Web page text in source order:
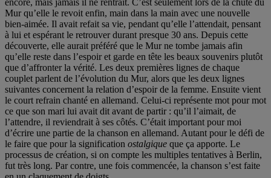
Mur qu’elle le revoit enfin, main dans la main avec une nouvelle
bien-aimée. Il avait refait sa vie, pendant qu’elle l’attendait, pensant
à lui et espérant le retrouver durant presque 30 ans. Depuis cette
découverte, elle aurait préféré que le Mur ne tombe jamais afin
qu’elle reste dans l’espoir et garde en tête les beaux souvenirs plutôt
que d’affronter la vérité. Les deux premières lignes de chaque
couplet parlent de l’évolution du Mur, alors que les deux lignes
suivantes concernent la relation d’espoir de la femme. Ensuite vient
le court refrain chanté en allemand. Celui-ci représente mot pour mot
ce que son mari lui avait dit avant de partir : qu’il l’aimait, de
l’attendre, il reviendrait à ses côtés. C’était important pour moi
d’écrire une partie de la chanson en allemand. Autant pour le défi de
le faire que pour la signification ostalgique que ça apporte. Le
processus de création, si on compte les multiples tentatives à Berlin,
fut très long. Par contre, une fois commencée, la chanson s’est faite